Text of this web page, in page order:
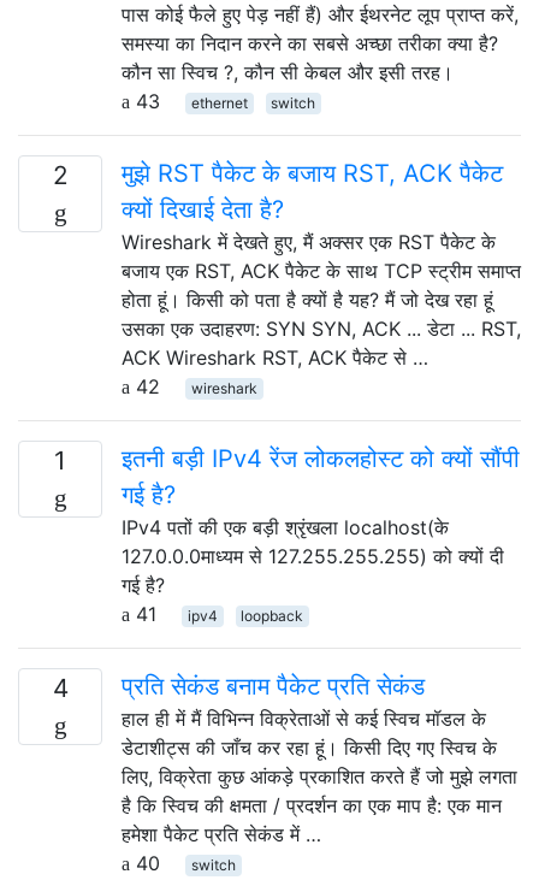
पास कोई फैले हुए पेड़ नहीं हैं) और ईथरनेट लूप प्राप्त करें,
समस्या का निदान करने का सबसे अच्छा तरीका क्या है?
कौन सा स्विच ?, कौन सी केबल और इसी तरह।
43
ethernet switch
2
मुझे RST पैकेट के बजाय RST, ACK पैकेट
क्यों दिखाई देता है?
Wireshark में देखते हुए, मैं अक्सर एक RST पैकेट के
बजाय एक RST, ACK पैकेट के साथ TCP स्ट्रीम समाप्त
होता हूं। किसी को पता है क्यों है यह? मैं जो देख रहा हूं
उसका एक उदाहरण: SYN SYN, ACK ... डेटा ... RST,
ACK Wireshark RST, ACK पैकेट से …
42
wireshark
1
इतनी बड़ी IPv4 रेंज लोकलहोस्ट को क्यों सौंपी
गई है?
IPv4 पतों की एक बड़ी श्रृंखला localhost(के
127.0.0.0माध्यम से 127.255.255.255) को क्यों दी
गई है?
41
ipv4 loopback
4 प्रति सेकंड बनाम पैकेट प्रति सेकंड
हाल ही में मैं विभिन्न विक्रेताओं से कई स्विच मॉडल के
डेटाशीट्स की जाँच कर रहा हूं। किसी दिए गए स्विच के
लिए, विक्रेता कुछ आंकड़े प्रकाशित करते हैं जो मुझे लगता
है कि स्विच की क्षमता / प्रदर्शन का एक माप है: एक मान
हमेशा पैकेट प्रति सेकंड में …
40
switch